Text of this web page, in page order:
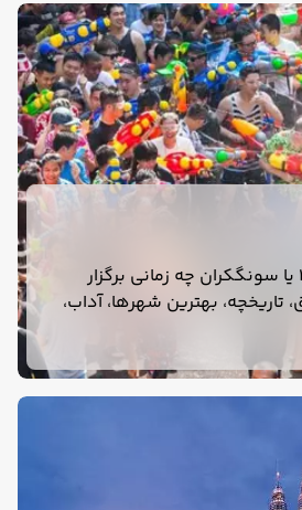
جشن آب تایلند 2027 یا سونگکران چه زمانی برگزار
بهترین شهرها، آداب،